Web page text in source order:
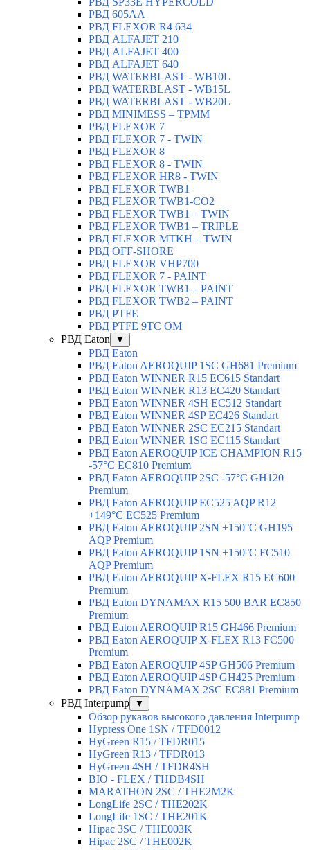
РВД 605AA
РВД FLEXOR R4 634
РВД ALFAJET 210
РВД ALFAJET 400
РВД ALFAJET 640
РВД WATERBLAST - WB10L
РВД WATERBLAST - WB15L
РВД WATERBLAST - WB20L
РВД MINIMESS – TPMM
РВД FLEXOR 7
РВД FLEXOR 7 - TWIN
РВД FLEXOR 8
РВД FLEXOR 8 - TWIN
РВД FLEXOR HR8 - TWIN
РВД FLEXOR TWB1
РВД FLEXOR TWB1-CO2
РВД FLEXOR TWB1 – TWIN
РВД FLEXOR TWB1 – TRIPLE
РВД FLEXOR MTKH – TWIN
РВД OFF-SHORE
РВД FLEXOR VHP700
РВД FLEXOR 7 - PAINT
РВД FLEXOR TWB1 – PAINT
РВД FLEXOR TWB2 – PAINT
РВД PTFE
РВД PTFE 9TC OM
РВД Eaton
▼
РВД Eaton
РВД Eaton AEROQUIP 1SC GH681 Premium
РВД Eaton WINNER R15 EC615 Standart
РВД Eaton WINNER R13 EC420 Standart
РВД Eaton WINNER 4SH EC512 Standart
РВД Eaton WINNER 4SP EC426 Standart
РВД Eaton WINNER 2SC EC215 Standart
РВД Eaton WINNER 1SC EC115 Standart
РВД Eaton AEROQUIP ICE CHAMPION R15
-57°C EC810 Premium
РВД Eaton AEROQUIP 2SC -57°C GH120
Premium
РВД Eaton AEROQUIP EC525 AQP R12
+149°C EC525 Premium
РВД Eaton AEROQUIP 2SN +150°C GH195
AQP Premium
РВД Eaton AEROQUIP 1SN +150°C FC510
AQP Premium
РВД Eaton AEROQUIP X-FLEX R15 EC600
Premium
РВД Eaton DYNAMAX R15 500 BAR EC850
Premium
РВД Eaton AEROQUIP R15 GH466 Premium
РВД Eaton AEROQUIP X-FLEX R13 FC500
Premium
РВД Eaton AEROQUIP 4SP GH506 Premium
РВД Eaton AEROQUIP 4SP GH425 Premium
РВД Eaton DYNAMAX 2SC EC881 Premium
РВД Interpump
▼
Обзор рукавов высокого давления Interpump
Hypress One 1SN / TFD0012
HyGreen R15 / TFDR015
HyGreen R13 / TFDR013
HyGreen 4SH / TFDR4SH
BIO - FLEX / THDB4SH
MARATHON 2SC / THE2M2K
LongLife 2SC / THE202K
LongLife 1SC / THE201K
Hipac 3SC / THE003K
Hipac 2SC / THE002K